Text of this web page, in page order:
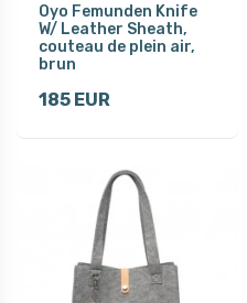
Oyo Femunden Knife
W/ Leather Sheath,
couteau de plein air,
brun
185 EUR